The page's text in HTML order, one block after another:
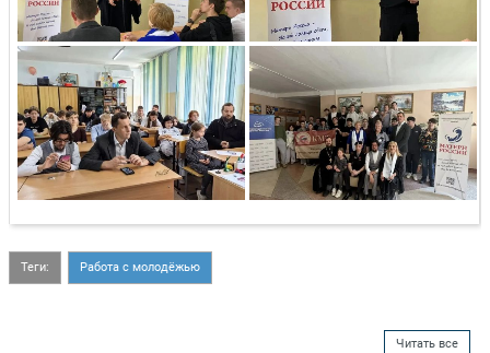
Теги: Работа с молодёжью
Читать все